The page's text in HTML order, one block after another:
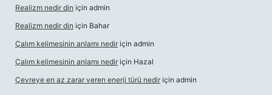
Realizm nedir din için admin
Realizm nedir din için Bahar
Çalım kelimesinin anlamı nedir için admin
Çalım kelimesinin anlamı nedir için Hazal
Çevreye en az zarar veren enerji türü nedir için admin